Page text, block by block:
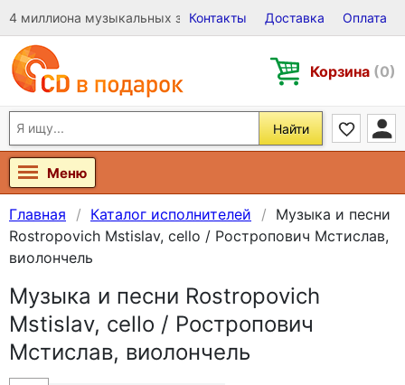
4 миллиона музыкальных записей на Виниле, CD и DVD
Контакты Доставка Оплата
Корзина (0)
Найти
Меню
Главная Каталог исполнителей
Музыка и песни
Rostropovich Mstislav, cello / Ростропович Мстислав,
виолончель
Музыка и песни Rostropovich
Mstislav, cello / Ростропович
Мстислав, виолончель